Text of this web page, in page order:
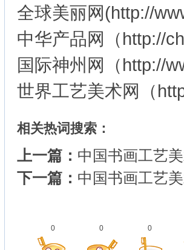
全球美丽网(http://
中华产品网（http://
国际神州网（
世界工艺美术网（
相关热词搜索：
上一篇： 中国书画工艺
下一篇： 中国书画工艺
0 0 0